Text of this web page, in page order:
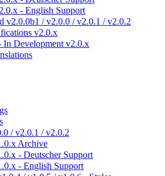
- English Support
v2.0.0b1 / v2.0.0 / v2.0.1 / v2.0.2
v2.0.x
Development v2.0.x
/ v2.0.1 / v2.0.2
Archive
- Deutscher Support
- English Support